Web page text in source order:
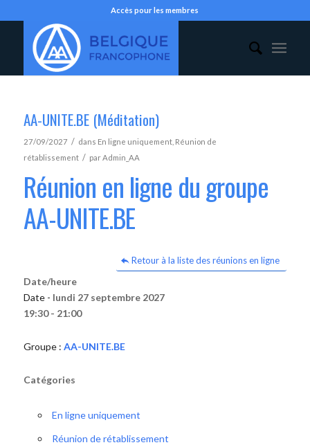
Accès pour les membres
AA-UNITE.BE (Méditation)
27/09/2027 / dans En ligne uniquement, Réunion de
rétablissement / parAdmin_AA
Réunion en ligne du groupe
AA-UNITE.BE
Retour à la liste des réunions en ligne
Date/heure
Date - lundi 27 septembre 2027
19:30 - 21:00
Groupe : AA-UNITE.BE
Catégories
En ligne uniquement
Réunion de rétablissement